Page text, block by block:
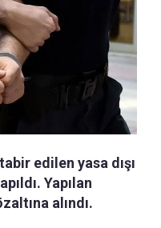
edilen yasa dışı
Yapılan
alındı.